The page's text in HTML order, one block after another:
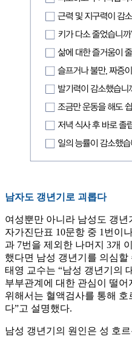
남자도 갱년기로 괴롭다
여성뿐만 아니라 남성도 갱
자가진단표 10문항 중 1번이
과 7번을 제외한 나머지 3개
했다면 남성 갱년기를 의심
태영 교수는 “남성 갱년기의
부부관계에 대한 관심이 떨어
위해서는 혈액검사를 통해
다”고 설명했다.
남성 갱년기의 원인은 성 호